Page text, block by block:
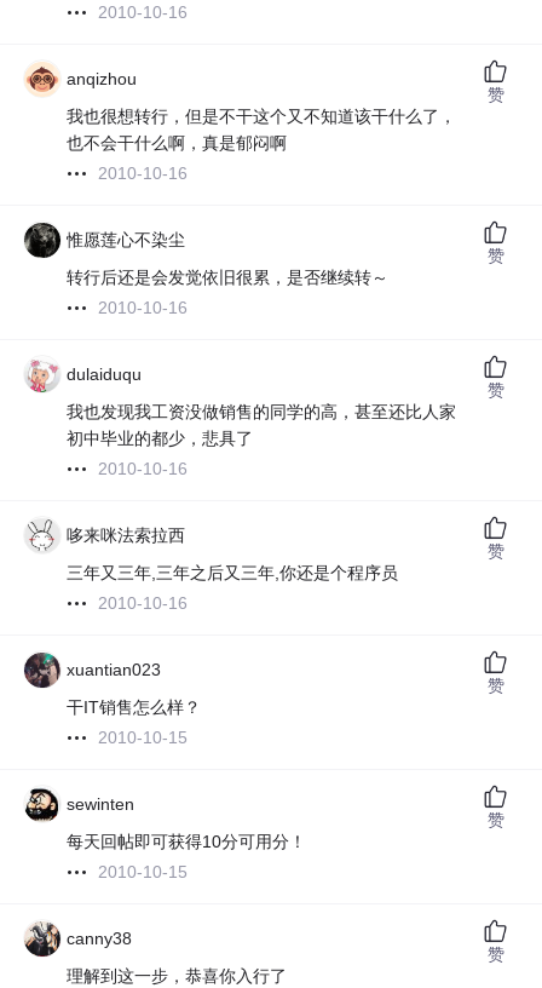
2010-10-16
anqizhou
我也很想转行，但是不干这个又不知道该干什么了，
也不会干什么啊，真是郁闷啊
2010-10-16
赞
惟愿莲心不染尘
转行后还是会发觉依旧很累，是否继续转～
2010-10-16
赞
dulaiduqu
我也发现我工资没做销售的同学的高，甚至还比人家
初中毕业的都少，悲具了
2010-10-16
赞
哆来咪法索拉西
三年又三年,三年之后又三年,你还是个程序员
2010-10-16
赞
xuantian023
干IT销售怎么样？
2010-10-15
赞
sewinten
每天回帖即可获得10分可用分！
2010-10-15
赞
canny38
理解到这一步，恭喜你入行了
赞